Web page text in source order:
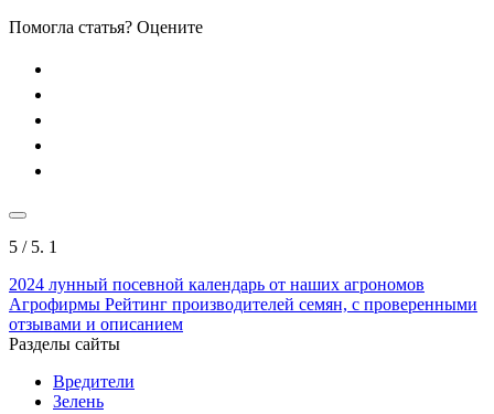
Помогла статья? Оцените
5 / 5. 1
2024 лунный посевной календарь от наших агрономов
Агрофирмы Рейтинг производителей семян, с проверенными
отзывами и описанием
Разделы сайты
Вредители
Зелень